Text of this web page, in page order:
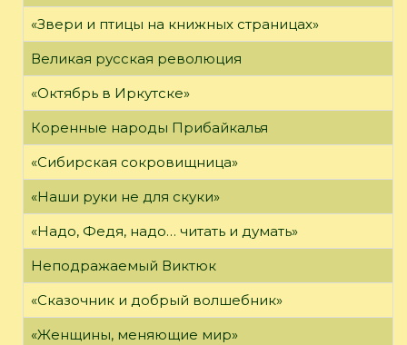
«Звери и птицы на книжных страницах»
Великая русская революция
«Октябрь в Иркутске»
Коренные народы Прибайкалья
«Сибирская сокровищница»
«Наши руки не для скуки»
«Надо, Федя, надо… читать и думать»
Неподражаемый Виктюк
«Сказочник и добрый волшебник»
«Женщины, меняющие мир»